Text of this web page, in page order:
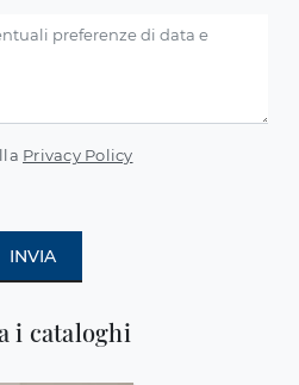
i cataloghi
Privacy Policy
INVIA